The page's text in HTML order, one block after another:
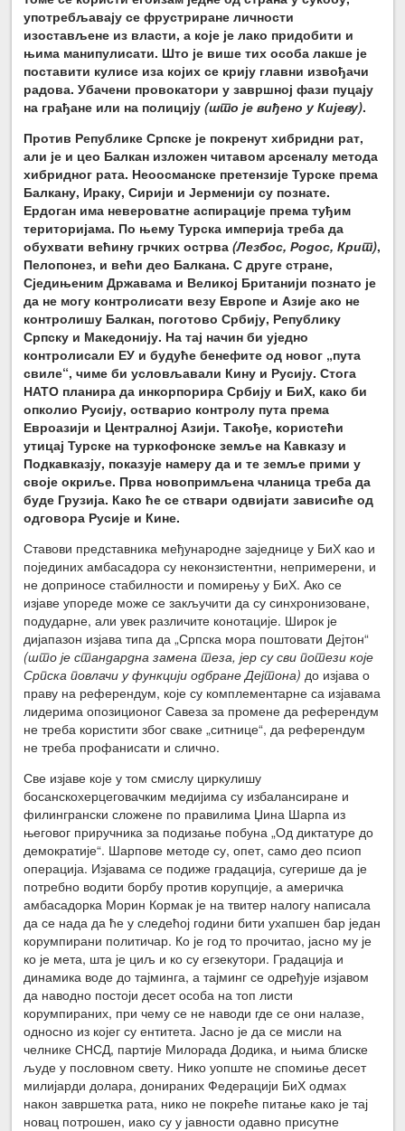
употребљавају се фрустриране личности
изостављене из власти, а које је лако придобити и
њима манипулисати. Што је више тих особа лакше је
поставити кулисе иза којих се крију главни извођачи
радова. Убачени провокатори у завршној фази пуцају
на грађане или на полицију(што је виђено у Кијеву).
Против Републике Српске је покренут хибридни рат,
али је и цео Балкан изложен читавом арсеналу метода
хибридног рата. Неоосманске претензије Турске према
Балкану, Ираку, Сирији и Јерменији су познате.
Ердоган има невероватне аспирације према туђим
територијама. По њему Турска империја треба да
обухвати већину грчких острва(Лезбос, Родос, Крит),
Пелопонез, и већи део Балкана. С друге стране,
Сједињеним Државама и Великој Британији познато је
да не могу контролисати везу Европе и Азије ако не
контролишу Балкан, поготово Србију, Републику
Српску и Македонију. На тај начин би уједно
контролисали ЕУ и будуће бенефите од новог „пута
свиле“, чиме би условљавали Кину и Русију. Стога
НАТО планира да инкорпорира Србију и БиХ, како би
опколио Русију, остварио контролу пута према
Евроазији и Централној Азији. Такође, користећи
утицај Турске на туркофонске земље на Кавказу и
Подкавказју, показује намеру да и те земље прими у
своје окриље. Прва новопримљена чланица треба да
буде Грузија. Како ће се ствари одвијати зависиће од
одговора Русије и Кине.
Ставови представника међународне заједнице у БиХ као и
појединих амбасадора су неконзистентни, непримерени, и
не доприносе стабилности и помирењу у БиХ. Ако се
изјаве упореде може се закључити да су синхронизоване,
подударне, али увек различите конотације. Широк је
дијапазон изјава типа да „Српска мора поштовати Дејтон“
(што је стандардна замена теза, јер су сви потези које
Српска повлачи у функцији одбране Дејтона) до изјава о
праву на референдум, које су комплементарне са изјавама
лидерима опозиционог Савеза за промене да референдум
не треба користити због сваке „ситнице“, да референдум
не треба профанисати и слично.
Све изјаве које у том смислу циркулишу
босанскохерцеговачким медијима су избалансиране и
филингрански сложене по правилима Џина Шарпа из
његовог приручника за подизање побуна „Од диктатуре до
демократије“. Шарпове методе су, опет, само део псиоп
операција. Изјавама се подиже градација, сугерише да је
потребно водити борбу против корупције, а америчка
амбасадорка Морин Кормак је на твитер налогу написала
да се нада да ће у следећој години бити ухапшен бар један
корумпирани политичар. Ко је год то прочитао, јасно му је
ко је мета, шта је циљ и ко су егзекутори. Градација и
динамика воде до тајминга, а тајминг се одређује изјавом
да наводно постоји десет особа на топ листи
корумпираних, при чему се не наводи где се они налазе,
односно из којег су ентитета. Јасно је да се мисли на
челнике СНСД, партије Милорада Додика, и њима блиске
људе у пословном свету. Нико уопште не спомиње десет
милијарди долара, донираних Федерацији БиХ одмах
након завршетка рата, нико не покреће питање како је тај
новац потрошен, иако су у јавности одавно присутне